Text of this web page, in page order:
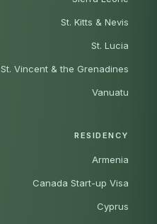
St. Kitts & Nevis
St. Lucia
St. Vincent & the Grenadines
Vanuatu
RESIDENCY
Armenia
Canada Start-up Visa
Cyprus